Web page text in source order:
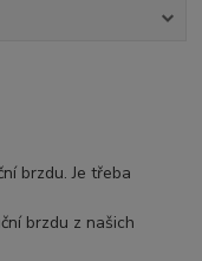
brzdu. Je třeba
brzdu z našich